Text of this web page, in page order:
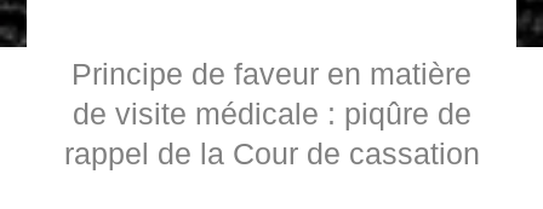
Principe de faveur en matière
de visite médicale : piqûre de
rappel de la Cour de cassation